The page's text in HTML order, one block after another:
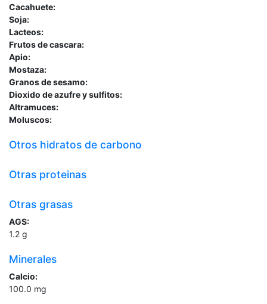
Cacahuete:
Soja:
Lacteos:
Frutos de cascara:
Apio:
Mostaza:
Granos de sesamo:
Dioxido de azufre y sulfitos:
Altramuces:
Moluscos:
Otros hidratos de carbono
Otras proteinas
Otras grasas
AGS:
1.2 g
Minerales
Calcio:
100.0 mg